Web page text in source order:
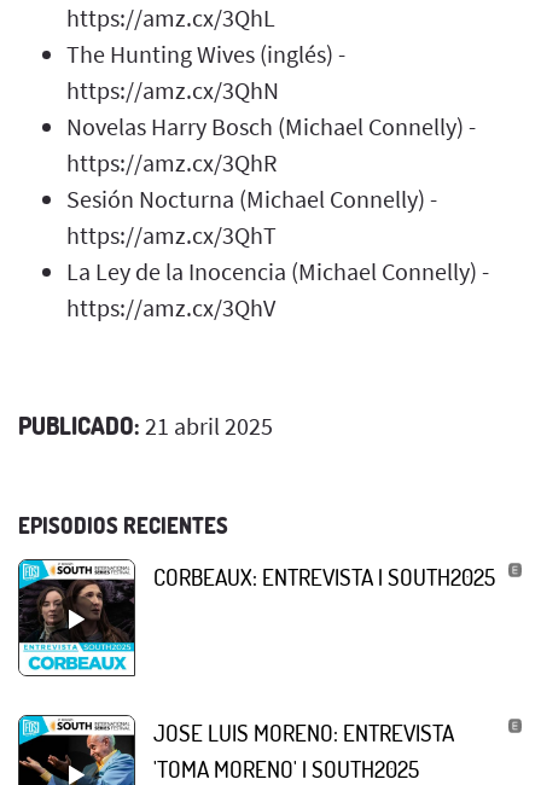
https://amz.cx/3QhL
The Hunting Wives (inglés) -
https://amz.cx/3QhN
Novelas Harry Bosch (Michael Connelly) -
https://amz.cx/3QhR
Sesión Nocturna (Michael Connelly) -
https://amz.cx/3QhT
La Ley de la Inocencia (Michael Connelly) -
https://amz.cx/3QhV
PUBLICADO: 21 abril 2025
EPISODIOS RECIENTES
CORBEAUX: ENTREVISTA | SOUTH2025
JOSE LUIS MORENO: ENTREVISTA
'TOMA MORENO' | SOUTH2025